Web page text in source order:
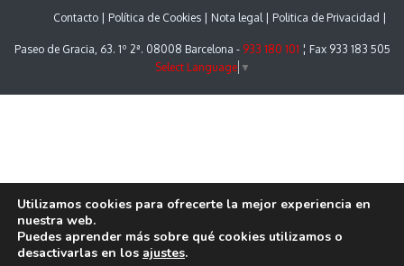
Contacto Política de Cookies Nota legal Politica de Privacidad
Paseo de Gracia, 63. 1º 2ª. 08008 Barcelona - 933 180 101 ¦ Fax 933 183 505
Select Language ▼
Utilizamos cookies para ofrecerte la mejor experiencia en
nuestra web.
Puedes aprender más sobre qué cookies utilizamos o
desactivarlas en los ajustes.